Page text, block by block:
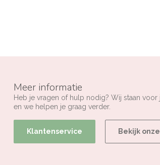
Meer informatie
Heb je vragen of hulp nodig? Wij staan
en we helpen je graag verder.
Klantenservice Bekijk